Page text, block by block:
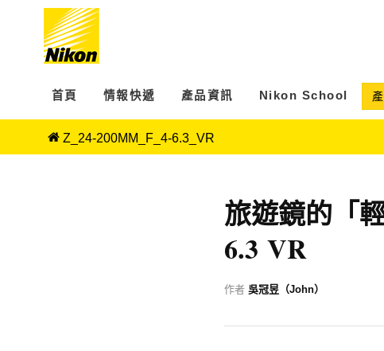
首頁 情報快遞 產品資訊 Nikon School
Z_24-200MM_F_4-6.3_VR
旅遊鏡的「
6.3 VR
作者 吳冠昱（John）